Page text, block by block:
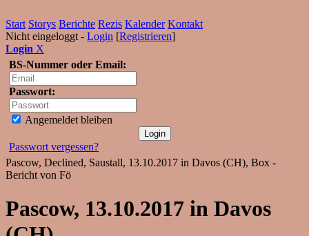
Start Storys Berichte Rezis Kalender Kontakt
Nicht eingeloggt - Login [Registrieren]
Login X
BS-Nummer oder Email:
Passwort:
Angemeldet bleiben
Passwort vergessen?
Pascow, Declined, Saustall, 13.10.2017 in Davos (CH), Box -
Bericht von Fö
Pascow, 13.10.2017 in Davos